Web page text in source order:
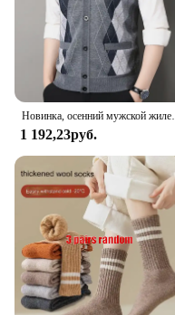
1 192,23руб.